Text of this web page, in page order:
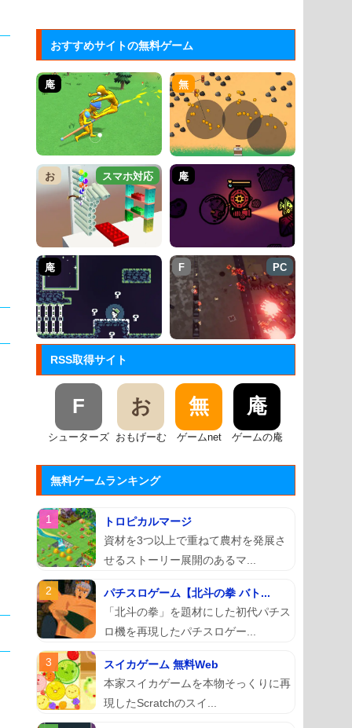
おすすめサイトの無料ゲーム
庵 無
お スマホ対応 庵
庵 F PC
RSS取得サイト
F
シューターズ
お
おもげーむ
無
ゲームnet
庵
ゲームの庵
無料ゲームランキング
トロピカルマージ
資材を3つ以上で重ねて農村を発展さ
せるストーリー展開のあるマ...
パチスロゲーム【北斗の拳 バト...
「北斗の拳」を題材にした初代パチス
ロ機を再現したパチスロゲー...
スイカゲーム 無料Web
本家スイカゲームを本物そっくりに再
現したScratchのスイ...